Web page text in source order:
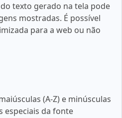
texto gerado na tela pode
mostradas. É possível
para a web ou não
(A-Z) e minúsculas
especiais da fonte